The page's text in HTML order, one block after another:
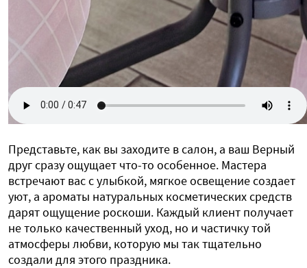
Представьте, как вы заходите в салон, а ваш Верный
друг сразу ощущает что-то особенное. Мастера
встречают вас с улыбкой, мягкое освещение создает
уют, а ароматы натуральных косметических средств
дарят ощущение роскоши. Каждый клиент получает
не только качественный уход, но и частичку той
атмосферы любви, которую мы так тщательно
создали для этого праздника.